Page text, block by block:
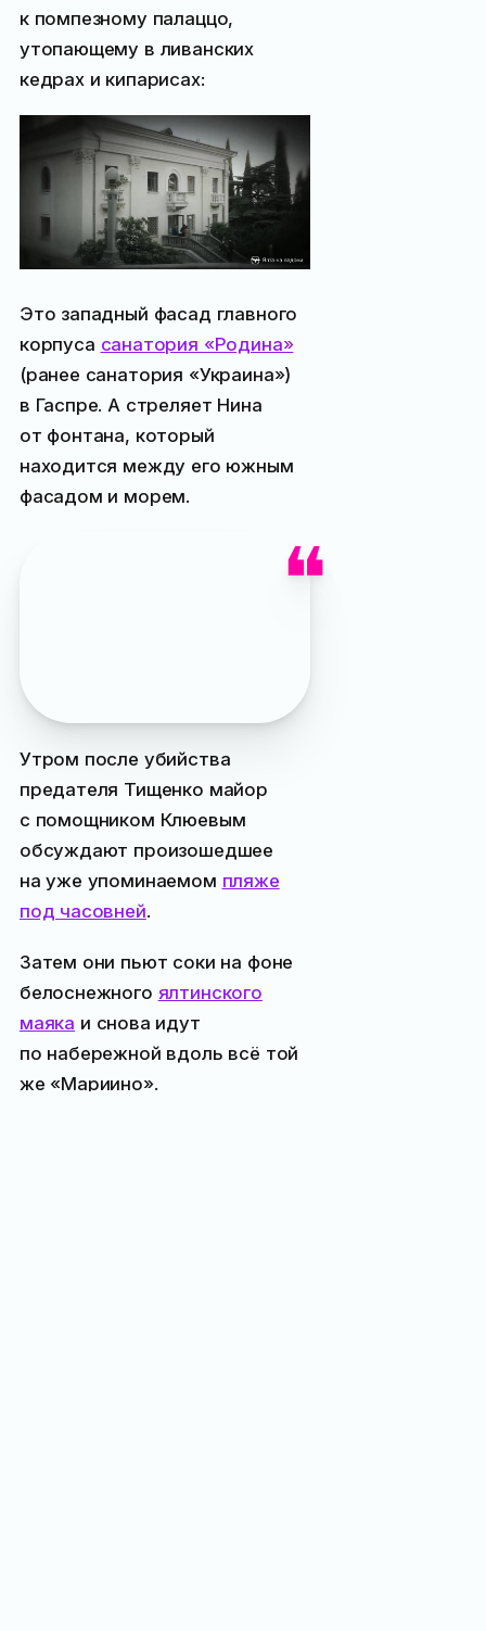
к помпезному палаццо,
утопающему в ливанских
кедрах и кипарисах:
Это западный фасад главного
корпуса санатория «Родина»
(ранее санатория «Украина»)
в Гаспре. А стреляет Нина
от фонтана, который
находится между его южным
фасадом и морем.
Утром после убийства
предателя Тищенко майор
с помощником Клюевым
обсуждают произошедшее
на уже упоминаемом пляже
под часовней.
Затем они пьют соки на фоне
белоснежного ялтинского
маяка и снова идут
по набережной вдоль всё той
же «Мариино».